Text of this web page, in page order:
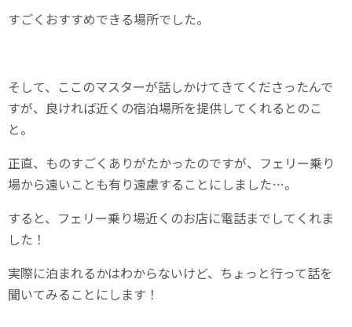
すごくおすすめできる場所でした。
そして、ここのマスターが話しかけてきてくださったんで
すが、良ければ近くの宿泊場所を提供してくれるとのこ
と。
正直、ものすごくありがたかったのですが、フェリー乗り
場から遠いことも有り遠慮することにしました…。
すると、フェリー乗り場近くのお店に電話までしてくれま
した！
実際に泊まれるかはわからないけど、ちょっと行って話を
聞いてみることにします！